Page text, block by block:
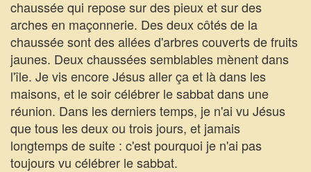
chaussée qui repose sur des pieux et sur des
arches en maçonnerie. Des deux côtés de la
chaussée sont des allées d'arbres couverts de fruits
jaunes. Deux chaussées semblables mènent dans
l'île. Je vis encore Jésus aller ça et là dans les
maisons, et le soir célébrer le sabbat dans une
réunion. Dans les derniers temps, je n'ai vu Jésus
que tous les deux ou trois jours, et jamais
longtemps de suite : c'est pourquoi je n'ai pas
toujours vu célébrer le sabbat.